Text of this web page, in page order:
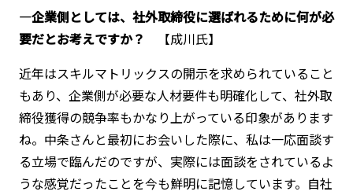
―企業側としては、社外取締役に選ばれるために何が必
要だとお考えですか？
【成川氏】
近年はスキルマトリックスの開示を求められていること
もあり、企業側が必要な人材要件も明確化して、社外取
締役獲得の競争率もかなり上がっている印象があります
ね。中条さんと最初にお会いした際に、私は一応面談す
る立場で臨んだのですが、実際には面談をされているよ
うな感覚だったことを今も鮮明に記憶しています。自社